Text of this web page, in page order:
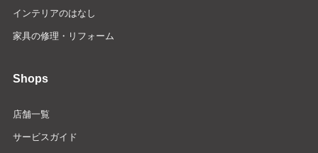
インテリアのはなし
家具の修理・リフォーム
Shops
店舗一覧
サービスガイド